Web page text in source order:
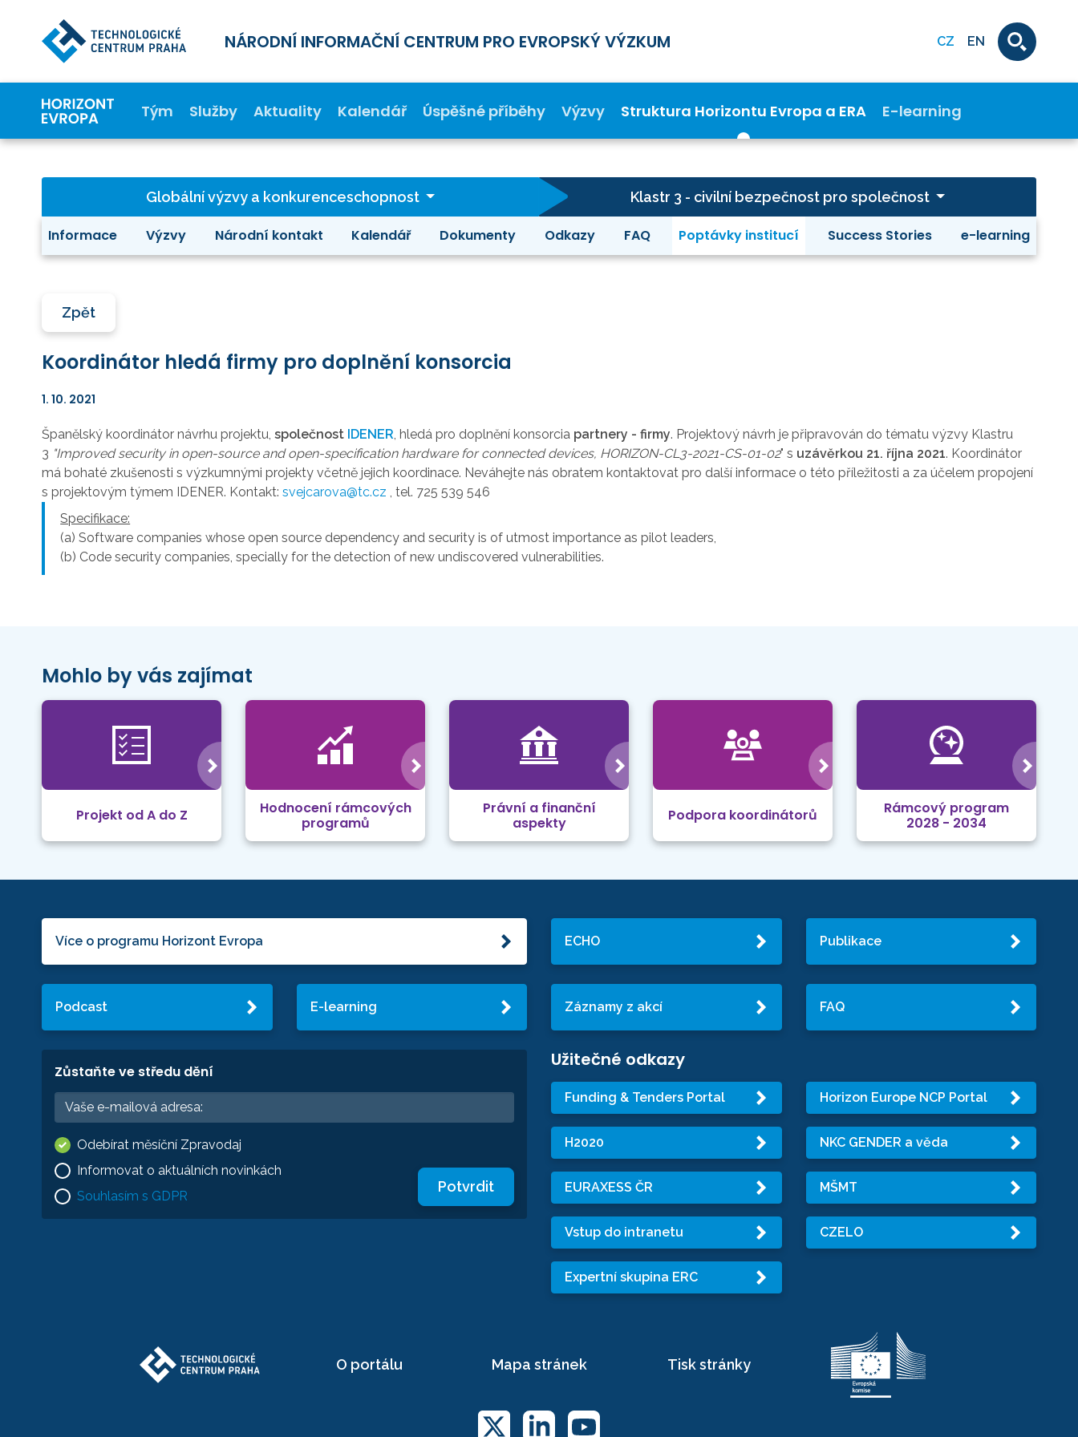
NÁRODNÍ INFORMAČNÍ CENTRUM PRO EVROPSKÝ VÝZKUM CZ EN
Tým Služby Aktuality Kalendář Úspěšné příběhy Výzvy Struktura Horizontu Evropa a ERA E-learning
Globální výzvy a konkurenceschopnost Klastr 3 - civilní bezpečnost pro společnost
Informace Výzvy Národní kontakt Kalendář Dokumenty Odkazy FAQ Poptávky institucí Success Stories e-learning
Zpět
Koordinátor hledá firmy pro doplnění konsorcia
1. 10. 2021
Španělský koordinátor návrhu projektu, společnost IDENER , hledá pro doplnění konsorcia partnery - firmy. Projektový návrh je připravován do tématu výzvy Klastru
3 "Improved security in open-source and open-specification hardware for connected devices, HORIZON-CL3-2021-CS-01-02" s uzávěrkou 21. října 2021. Koordinátor
má bohaté zkušenosti s výzkumnými projekty včetně jejich koordinace. Neváhejte nás obratem kontaktovat pro další informace o této příležitosti a za účelem propojení
s projektovým týmem IDENER. Kontakt: svejcarova@tc.cz , tel. 725 539 546
Specifikace:
(a) Software companies whose open source dependency and security is of utmost importance as pilot leaders,
(b) Code security companies, specially for the detection of new undiscovered vulnerabilities.
Mohlo by vás zajímat
Projekt od A do Z
Hodnocení rámcových
programů
Právní a finanční
aspekty
Podpora koordinátorů
Rámcový program
2028 - 2034
Více o programu Horizont Evropa
Podcast E-learning
Zůstaňte ve středu dění
Odebírat měsíční Zpravodaj
Informovat o aktuálních novinkách
Souhlasím s GDPR
Potvrdit
ECHO Publikace
Záznamy z akcí FAQ
Užitečné odkazy
Funding & Tenders Portal Horizon Europe NCP Portal
H2020 NKC GENDER a věda
EURAXESS ČR MŠMT
Vstup do intranetu CZELO
Expertní skupina ERC
O portálu Mapa stránek Tisk stránky